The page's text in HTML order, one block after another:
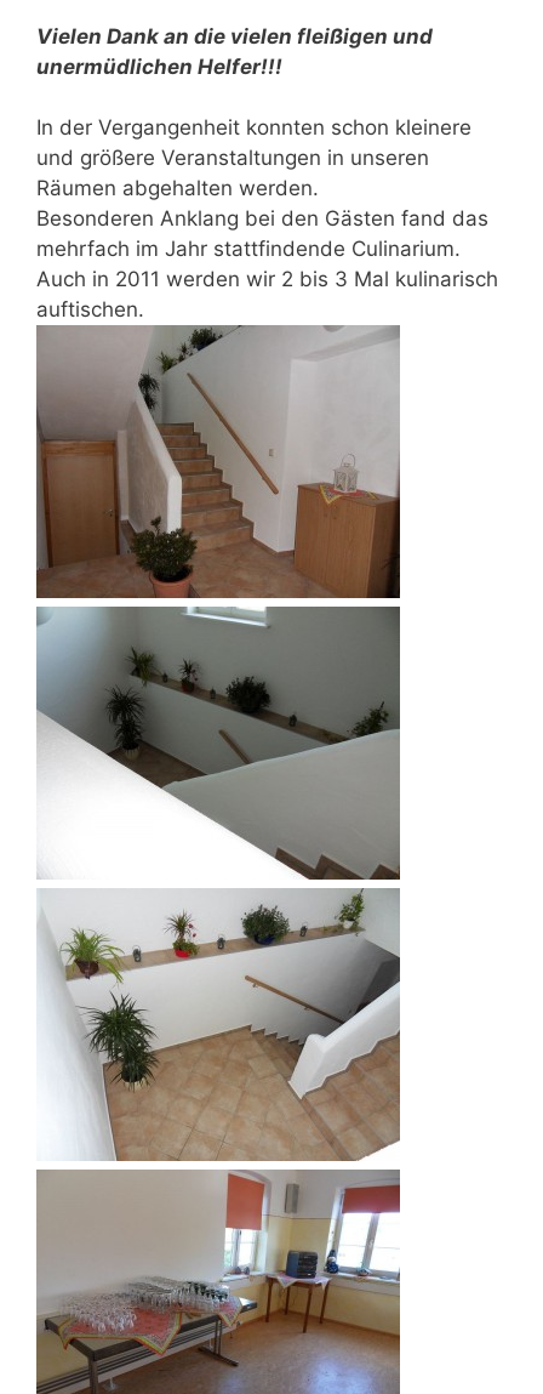
Vielen Dank an die vielen fleißigen und
unermüdlichen Helfer!!!
In der Vergangenheit konnten schon kleinere
und größere Veranstaltungen in unseren
Räumen abgehalten werden.
Besonderen Anklang bei den Gästen fand das
mehrfach im Jahr stattfindende Culinarium.
Auch in 2011 werden wir 2 bis 3 Mal kulinarisch
auftischen.